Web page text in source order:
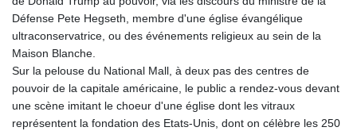
Défense Pete Hegseth, membre d'une église évangélique
ultraconservatrice, ou des événements religieux au sein de la
Maison Blanche.
Sur la pelouse du National Mall, à deux pas des centres de
pouvoir de la capitale américaine, le public a rendez-vous devant
une scène imitant le choeur d'une église dont les vitraux
représentent la fondation des Etats-Unis, dont on célèbre les 250